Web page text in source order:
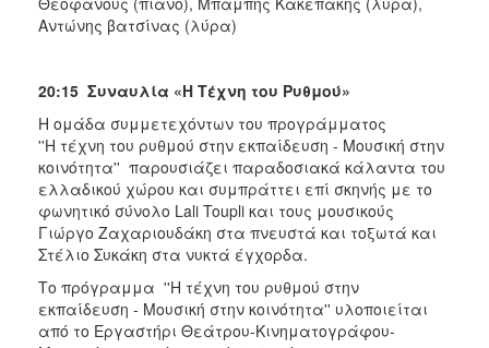
Αντώνης βατσίνας (λύρα)
20:15 Συναυλία «Η Τέχνη του Ρυθμού»
Η ομάδα συμμετεχόντων του προγράμματος
''Η τέχνη του ρυθμού στην εκπαίδευση - Μουσική στην
κοινότητα'' παρουσιάζει παραδοσιακά κάλαντα του
ελλαδικού χώρου και συμπράττει επί σκηνής με το
φωνητικό σύνολο Lali Toupli και τους μουσικούς
Γιώργο Ζαχαριουδάκη στα πνευστά και τοξωτά και
Στέλιο Συκάκη στα νυκτά έγχορδα.
Το πρόγραμμα ''Η τέχνη του ρυθμού στην
εκπαίδευση - Μουσική στην κοινότητα'' υλοποιείται
από το Εργαστήρι Θεάτρου-Κινηματογράφου-